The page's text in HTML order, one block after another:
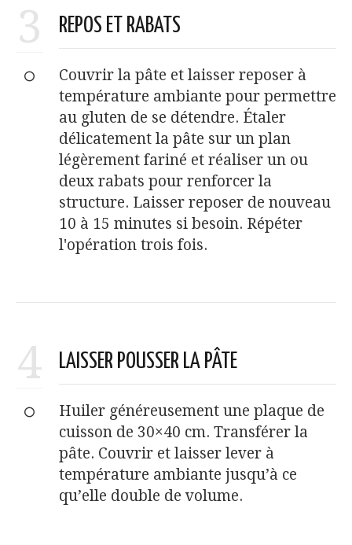
3 REPOS ET RABATS
Couvrir la pâte et laisser reposer à
température ambiante pour permettre
au gluten de se détendre. Étaler
délicatement la pâte sur un plan
légèrement fariné et réaliser un ou
deux rabats pour renforcer la
structure. Laisser reposer de nouveau
10 à 15 minutes si besoin. Répéter
l'opération trois fois.
4 LAISSER POUSSER LA PÂTE
Huiler généreusement une plaque de
cuisson de 30×40 cm. Transférer la
pâte. Couvrir et laisser lever à
température ambiante jusqu’à ce
qu’elle double de volume.